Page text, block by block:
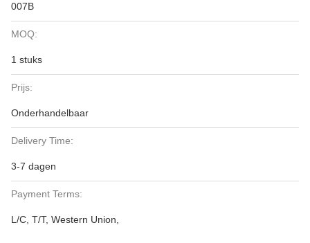
007B
MOQ:
1 stuks
Prijs:
Onderhandelbaar
Delivery Time:
3-7 dagen
Payment Terms:
L/C, T/T, Western Union,